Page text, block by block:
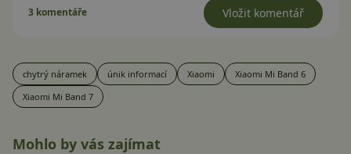
3 komentáře Vložit komentář
chytrý náramek únik informací Xiaomi
Xiaomi Mi Band 6
Xiaomi Mi Band 7
Mohlo by vás zajímat